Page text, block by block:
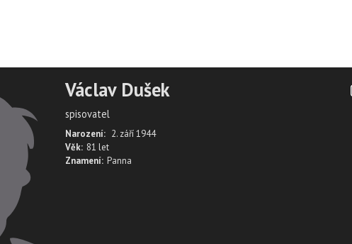
Václav Dušek
spisovatel
Narození: 2. září 1944
Věk: 81 let
Znamení: Panna